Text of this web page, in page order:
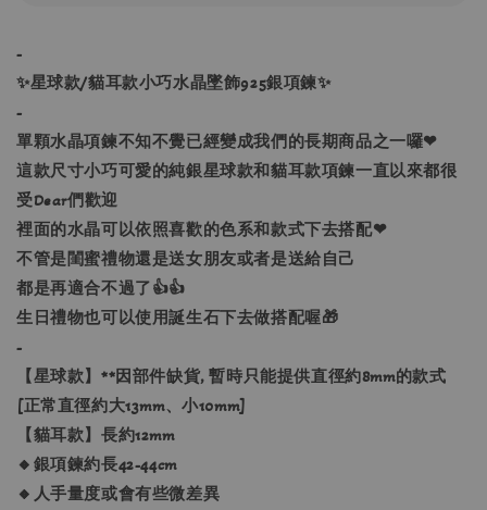
-
✨星球款/貓耳款小巧水晶墜飾925銀項鍊✨
-
單顆水晶項鍊不知不覺已經變成我們的長期商品之一囉❤
這款尺寸小巧可愛的純銀星球款和貓耳款項鍊一直以來都很
受Dear們歡迎
裡面的水晶可以依照喜歡的色系和款式下去搭配❤
不管是閨蜜禮物還是送女朋友或者是送給自己
都是再適合不過了👍👍
生日禮物也可以使用誕生石下去做搭配喔🎁
-
【星球款】**因部件缺貨, 暫時只能提供直徑約8mm的款式
[正常直徑約大13mm、小10mm]
【貓耳款】長約12mm
🔸銀項鍊約長42-44cm
🔸人手量度或會有些微差異